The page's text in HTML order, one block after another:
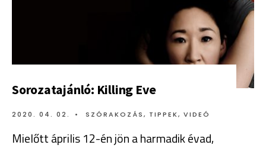
Sorozatajánló: Killing Eve
2020. 04. 02. • SZÓRAKOZÁS, TIPPEK, VIDEÓ
Mielőtt április 12-én jön a harmadik évad,